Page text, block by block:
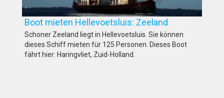
Boot mieten Hellevoetsluis: Zeeland
Schoner Zeeland liegt in Hellevoetsluis. Sie können
dieses Schiff mieten für 125 Personen. Dieses Boot
fährt hier: Haringvliet, Zuid-Holland.